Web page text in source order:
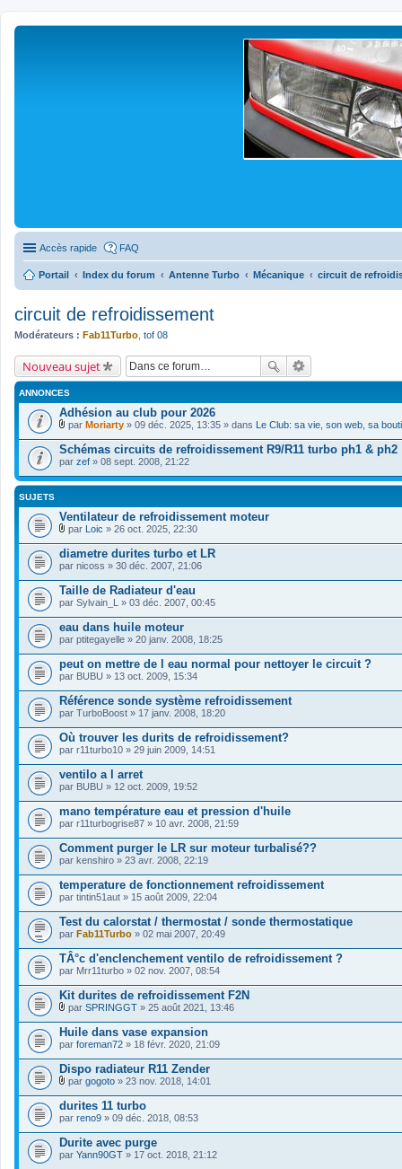
Accès rapide FAQ
Portail Index du forum Antenne Turbo Mécanique circuit de
circuit de refroidissement
Modérateurs : Fab11Turbo tof 08
Nouveau sujet
ANNONCES
Adhésion au club pour 2026
F
i
c
h
i
e
(
s
)
j
o
i
t
(
s
)
par Moriarty » 09 déc. 2025, 13:35 » dans Le Club: sa vie, son web, sa
Schémas circuits de refroidissement R9/R11 turbo ph1 & ph2
par zef » 08 sept. 2008, 21:22
SUJETS
Ventilateur de refroidissement moteur
F
i
c
h
i
e
r
s
)
j
o
i
n
t
(
s
par Loic » 26 oct. 2025, 22:30
diametre durites turbo et LR
par nicoss » 30 déc. 2007, 21:06
Taille de Radiateur d'eau
par Sylvain_L » 03 déc. 2007, 00:45
eau dans huile moteur
par ptitegayelle » 20 janv. 2008, 18:25
peut on mettre de l eau normal pour nettoyer le circuit ?
par BUBU » 13 oct. 2009, 15:34
Référence sonde système refroidissement
par TurboBoost » 17 janv. 2008, 18:20
Où trouver les durits de refroidissement?
par r11turbo10 » 29 juin 2009, 14:51
ventilo a l arret
par BUBU » 12 oct. 2009, 19:52
mano température eau et pression d'huile
par r11turbogrise87 » 10 avr. 2008, 21:59
Comment purger le LR sur moteur turbalisé??
par kenshiro » 23 avr. 2008, 22:19
temperature de fonctionnement refroidissement
par tintin51aut » 15 août 2009, 22:04
Test du calorstat / thermostat / sonde thermostatique
par Fab11Turbo » 02 mai 2007, 20:49
TÂ°c d'enclenchement ventilo de refroidissement ?
par Mrr11turbo » 02 nov. 2007, 08:54
Kit durites de refroidissement F2N
F
i
c
h
i
e
r
s
)
j
o
i
n
par SPRINGGT » 25 août 2021, 13:46
Huile dans vase expansion
par foreman72 » 18 févr. 2020, 21:09
Dispo radiateur R11 Zender
F
i
c
h
i
e
r
par gogoto » 23 nov. 2018, 14:01
durites 11 turbo
par reno9 » 09 déc. 2018, 08:53
Durite avec purge
par Yann90GT » 17 oct. 2018, 21:12